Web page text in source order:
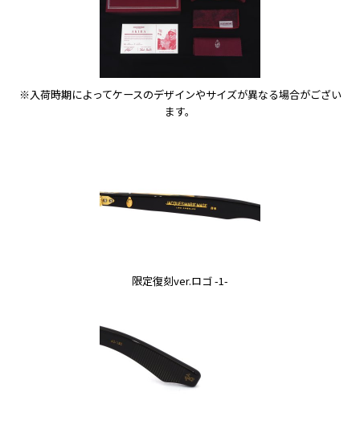
※入荷時期によってケースのデザインやサイズが異なる場合がござい
ます。
限定復刻ver.ロゴ -1-